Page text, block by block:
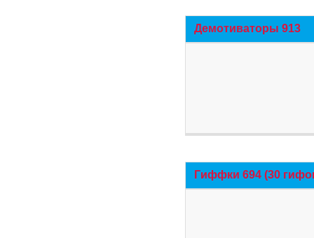
Демотиваторы 913
Гиффки 694 (30